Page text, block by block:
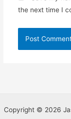
the next time I
Copyright © 2026